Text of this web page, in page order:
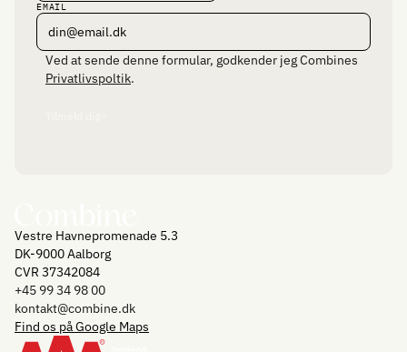
EMAIL
Ved at sende denne formular, godkender jeg Combines
Privatlivspoltik.
Vestre Havnepromenade 5.3
DK-9000 Aalborg
CVR 37342084
+45 99 34 98 00
kontakt@combine.dk
Find os på Google Maps